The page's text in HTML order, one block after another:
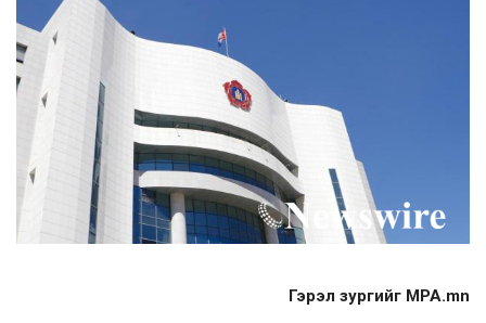
Гэрэл зургийг MPA.mn